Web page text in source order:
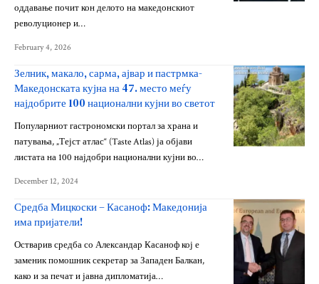
оддавање почит кон делото на македонскиот
револуционер и…
February 4, 2026
Зелник, макало, сарма, ајвар и пастрмка-
Македонската кујна на 47. место меѓу
најдобрите 100 национални кујни во светот
Популарниот гастрономски портал за храна и
патувања, „Тејст атлас“ (Taste Atlas) ја објави
листата на 100 најдобри национални кујни во…
December 12, 2024
Средба Мицкоски – Касаноф: Македонија
има пријатели!
Остварив средба со Александар Касаноф кој е
заменик помошник секретар за Западен Балкан,
како и за печат и јавна дипломатија…